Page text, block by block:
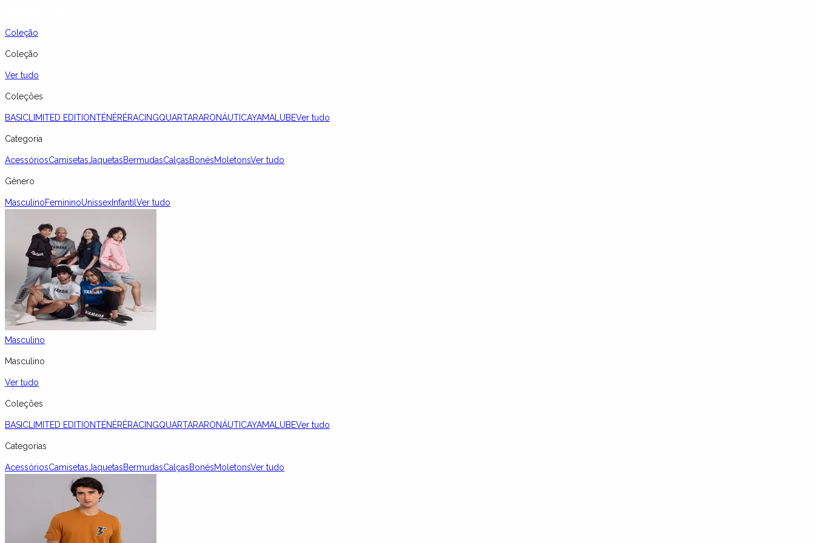
Coleção
Coleção
Ver tudo
Coleções
BASIC LIMITED EDITIONTÉNÉRÉRACINGQUARTARARONÁUTICAYAMALUBEVer tudo
Categoria
AcessóriosCamisetasJaquetasBermudasCalçasBonésMoletonsVer tudo
Gênero
MasculinoFemininoUnissex Infantil Ver tudo
Masculino
Masculino
Ver tudo
Coleções
BASIC LIMITED EDITIONTÉNÉRÉRACINGQUARTARARONÁUTICAYAMALUBEVer tudo
Categorias
AcessóriosCamisetasJaquetasBermudasCalçasBonésMoletonsVer tudo